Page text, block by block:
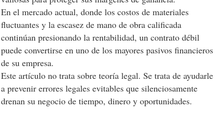
En el mercado actual, donde los costos de materiales
fluctuantes y la escasez de mano de obra calificada
continúan presionando la rentabilidad, un contrato débil
puede convertirse en uno de los mayores pasivos financieros
de su empresa.
Este artículo no trata sobre teoría legal. Se trata de ayudarle
a prevenir errores legales evitables que silenciosamente
drenan su negocio de tiempo, dinero y oportunidades.